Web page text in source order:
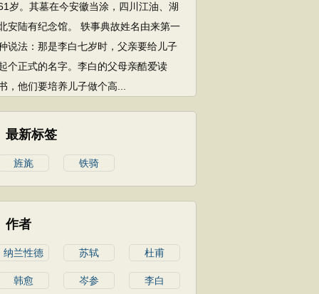
岁。其墓在今安徽当涂，四川江油、湖
安陆有纪念馆。 轶事典故姓名由来第一
说法：那是李白七岁时，父亲要给儿子
个正式的名字。李白的父母亲酷爱读
，他们要培养儿子做个高...
最新标签
旌旄 铁骑
作者
纳兰性德 苏轼 杜甫
韩愈 岑参 李白